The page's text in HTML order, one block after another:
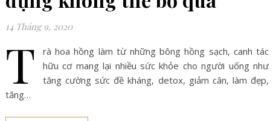
14 Tháng 9, 2020
T
rà hoa hồng làm từ những bông hồng sạch, canh tác
hữu cơ mang lại nhiều sức khỏe cho người uống như
tăng cường sức đề kháng, detox, giảm cân, làm đẹp,
tăng…